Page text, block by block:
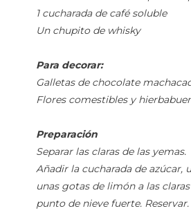
1 cucharada de café soluble
Un chupito de whisky
Para decorar:
Galletas de chocolate
Flores comestibles y
Preparación
Separar las claras de las yemas.
Añadir la cucharada de azúcar,
unas gotas de limón a las
punto de nieve fuerte. Reservar.